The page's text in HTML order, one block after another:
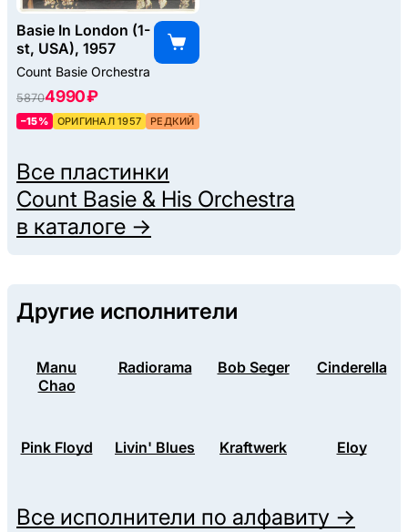
Basie In London (1-
st, USA), 1957
Count Basie Orchestra
58704990 ₽
–15% ОРИГИНАЛ 1957 РЕДКИЙ
Все пластинки
Count Basie & His Orchestra
в каталоге →
Другие исполнители
Manu
Chao
Radiorama Bob Seger Cinderella
Pink Floyd Livin' Blues Kraftwerk Eloy
Все исполнители по алфавиту →